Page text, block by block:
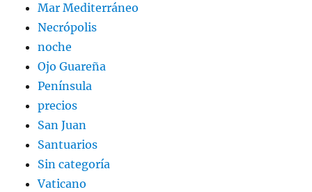
Mar Mediterráneo
Necrópolis
noche
Ojo Guareña
Península
precios
San Juan
Santuarios
Sin categoría
Vaticano